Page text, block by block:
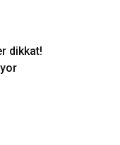
dikkat!